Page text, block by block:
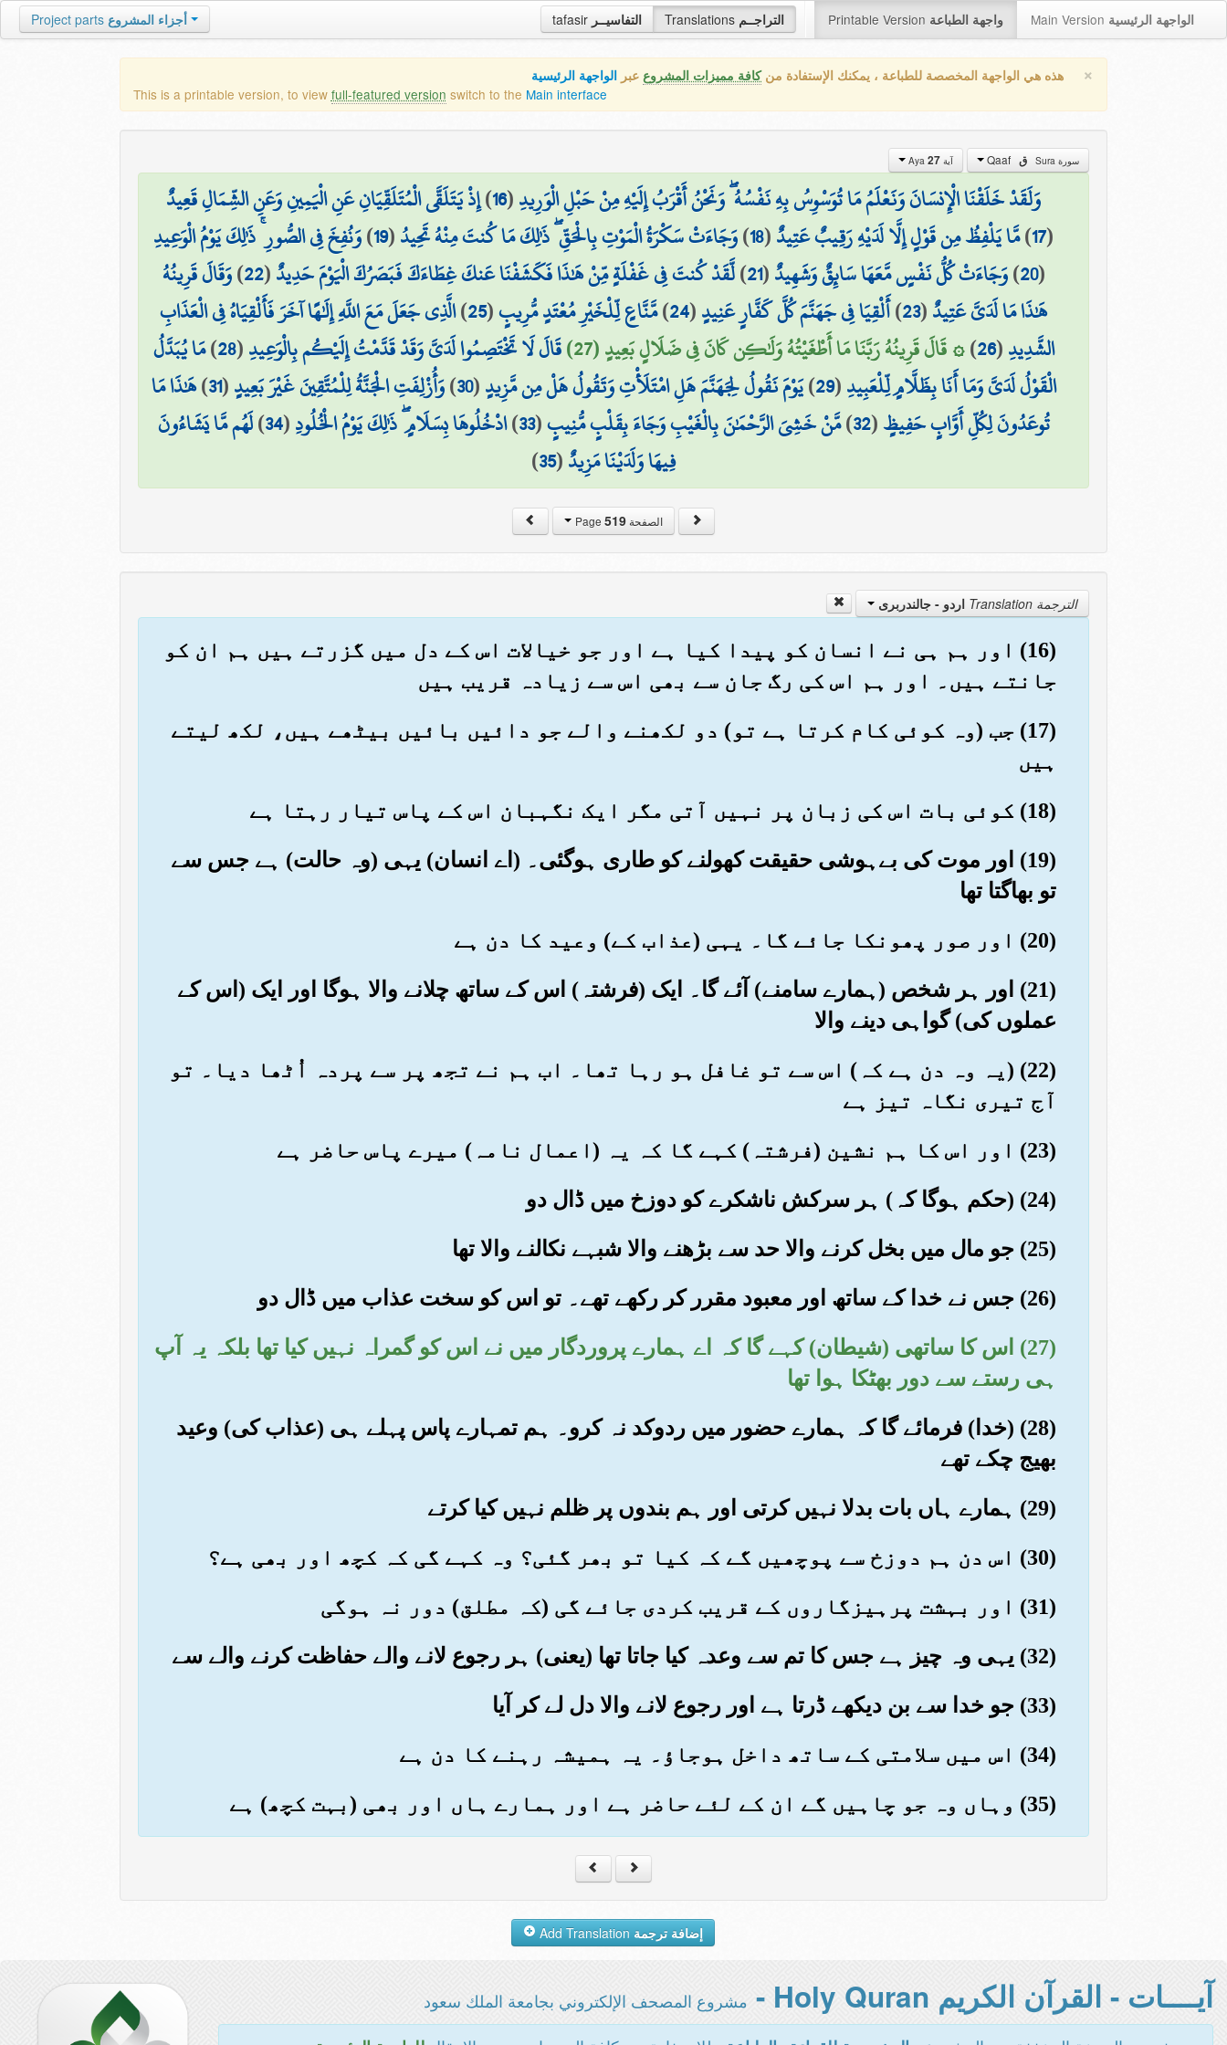
tafasir التفاسيــر Translations التراجــم Printable Version واجهة الطباعة Main Version الواجهة الرئيسية Project parts أجزاء المشروع
× هذه هي الواجهة المخصصة للطباعة ، يمكنك الإستفادة منكافة مميزات المشروع عبر الواجهة الرئيسية
This is a printable version, to view full-featured version switch to the Main interface
سورة Sura ق آية Aya 27
وَلَقَدْ خَلَقْنَا الْإِنسَانَ وَنَعْلَمُ مَا تُوَسْوِسُ بِهِ نَفْسُهُ ۖ وَنَحْنُ أَقْرَبُ إِلَيْهِ مِنْ حَبْلِ الْوَرِيدِ(
16
)إِذْ يَتَلَقَّى الْمُتَلَقِّيَانِ عَنِ الْيَمِينِ وَعَنِ الشِّمَالِ قَعِيدٌ
(
17
)مَّا يَلْفِظُ مِن قَوْلٍ إِلَّا لَدَيْهِ رَقِيبٌ عَتِيدٌ(
18
)وَجَاءَتْ سَكْرَةُ الْمَوْتِ بِالْحَقِّ ۖ ذَٰلِكَ مَا كُنتَ مِنْهُ تَحِيدُ(
19
)وَنُفِخَ فِي الصُّورِ ۚ ذَٰلِكَ يَوْمُ الْوَعِيدِ
(
20
)وَجَاءَتْ كُلُّ نَفْسٍ مَّعَهَا سَائِقٌ وَشَهِيدٌ(
21
)لَّقَدْ كُنتَ فِي غَفْلَةٍ مِّنْ هَٰذَا فَكَشَفْنَا عَنكَ غِطَاءَكَ فَبَصَرُكَ الْيَوْمَ حَدِيدٌ(
22
)وَقَالَ قَرِينُهُ
هَٰذَا مَا لَدَيَّ عَتِيدٌ(
23
)أَلْقِيَا فِي جَهَنَّمَ كُلَّ كَفَّارٍ عَنِيدٍ(
24
)مَّنَّاعٍ لِّلْخَيْرِ مُعْتَدٍ مُّرِيبٍ(
25
)الَّذِي جَعَلَ مَعَ اللَّهِ إِلَٰهًا آخَرَ فَأَلْقِيَاهُ فِي الْعَذَابِ
الشَّدِيدِ(
26
)۞ قَالَ قَرِينُهُ رَبَّنَا مَا أَطْغَيْتُهُ وَلَٰكِن كَانَ فِي ضَلَالٍ بَعِيدٍ (27) قَالَ لَا تَخْتَصِمُوا لَدَيَّ وَقَدْ قَدَّمْتُ إِلَيْكُم بِالْوَعِيدِ(
28
)مَا يُبَدَّلُ
الْقَوْلُ لَدَيَّ وَمَا أَنَا بِظَلَّامٍ لِّلْعَبِيدِ(
29
)يَوْمَ نَقُولُ لِجَهَنَّمَ هَلِ امْتَلَأْتِ وَتَقُولُ هَلْ مِن مَّزِيدٍ(
30
)وَأُزْلِفَتِ الْجَنَّةُ لِلْمُتَّقِينَ غَيْرَ بَعِيدٍ(
31
)هَٰذَا مَا
تُوعَدُونَ لِكُلِّ أَوَّابٍ حَفِيظٍ(
32
)مَّنْ خَشِيَ الرَّحْمَٰنَ بِالْغَيْبِ وَجَاءَ بِقَلْبٍ مُّنِيبٍ(
33
)ادْخُلُوهَا بِسَلَامٍ ۖ ذَٰلِكَ يَوْمُ الْخُلُودِ(
34
)لَهُم مَّا يَشَاءُونَ
فِيهَا وَلَدَيْنَا مَزِيدٌ(
35
)
الصفحة Page519
الترجمة Translation اردو - جالندربرى
(16) اور ہم ہی نے انسان کو پیدا کیا ہے اور جو خیالات اس کے دل میں گزرتے ہیں ہم ان کو
جانتے ہیں۔ اور ہم اس کی رگ جان سے بھی اس سے زیادہ قریب ہیں
(17) جب (وہ کوئی کام کرتا ہے تو) دو لکھنے والے جو دائیں بائیں بیٹھے ہیں، لکھ لیتے
ہیں
(18) کوئی بات اس کی زبان پر نہیں آتی مگر ایک نگہبان اس کے پاس تیار رہتا ہے
(19) اور موت کی بےہوشی حقیقت کھولنے کو طاری ہوگئی۔ (اے انسان) یہی (وہ حالت) ہے جس سے
تو بھاگتا تھا
(20) اور صور پھونکا جائے گا۔ یہی (عذاب کے) وعید کا دن ہے
(21) اور ہر شخص (ہمارے سامنے) آئے گا۔ ایک (فرشتہ) اس کے ساتھ چلانے والا ہوگا اور ایک (اس کے
عملوں کی) گواہی دینے والا
(22) (یہ وہ دن ہے کہ) اس سے تو غافل ہو رہا تھا۔ اب ہم نے تجھ پر سے پردہ اُٹھا دیا۔ تو
آج تیری نگاہ تیز ہے
(23) اور اس کا ہم نشین (فرشتہ) کہے گا کہ یہ (اعمال نامہ) میرے پاس حاضر ہے
(24) (حکم ہوگا کہ) ہر سرکش ناشکرے کو دوزخ میں ڈال دو
(25) جو مال میں بخل کرنے والا حد سے بڑھنے والا شبہے نکالنے والا تھا
(26) جس نے خدا کے ساتھ اور معبود مقرر کر رکھے تھے۔ تو اس کو سخت عذاب میں ڈال دو
(27) اس کا ساتھی (شیطان) کہے گا کہ اے ہمارے پروردگار میں نے اس کو گمراہ نہیں کیا تھا بلکہ یہ آپ
ہی رستے سے دور بھٹکا ہوا تھا
(28) (خدا) فرمائے گا کہ ہمارے حضور میں ردوکد نہ کرو۔ ہم تمہارے پاس پہلے ہی (عذاب کی) وعید
بھیج چکے تھے
(29) ہمارے ہاں بات بدلا نہیں کرتی اور ہم بندوں پر ظلم نہیں کیا کرتے
(30) اس دن ہم دوزخ سے پوچھیں گے کہ کیا تو بھر گئی؟ وہ کہے گی کہ کچھ اور بھی ہے؟
(31) اور بہشت پرہیزگاروں کے قریب کردی جائے گی (کہ مطلق) دور نہ ہوگی
(32) یہی وہ چیز ہے جس کا تم سے وعدہ کیا جاتا تھا (یعنی) ہر رجوع لانے والے حفاظت کرنے والے سے
(33) جو خدا سے بن دیکھے ڈرتا ہے اور رجوع لانے والا دل لے کر آیا
(34) اس میں سلامتی کے ساتھ داخل ہوجاؤ۔ یہ ہمیشہ رہنے کا دن ہے
(35) وہاں وہ جو چاہیں گے ان کے لئے حاضر ہے اور ہمارے ہاں اور بھی (بہت کچھ) ہے
إضافة ترجمة
آيــــات - القرآن الكريم Holy Quran - مشروع المصحف الإلكتروني بجامعة الملك سعود